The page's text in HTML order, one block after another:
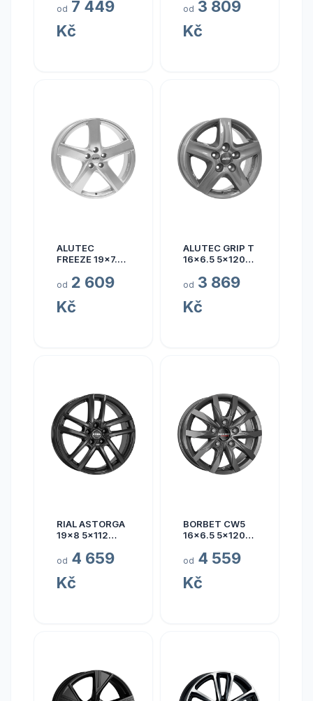
od 7 449
Kč
od 3 809
Kč
ALUTEC
FREEZE 19x7.5
od 2 609
Kč
ALUTEC GRIP T
16x6.5 5x120
od 3 869
Kč
RIAL ASTORGA
19x8 5x112
od 4 659
Kč
BORBET CW5
16x6.5 5x120
od 4 559
Kč